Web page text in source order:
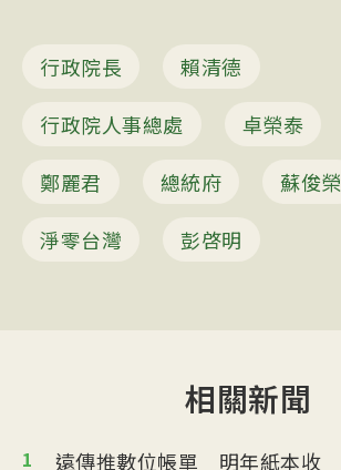
行政院長
賴清德
行政院人事總處
卓榮泰
鄭麗君
總統府
蘇俊榮
淨零台灣
彭啓明
相關新聞
1
遠傳推數位帳單 明年紙本收